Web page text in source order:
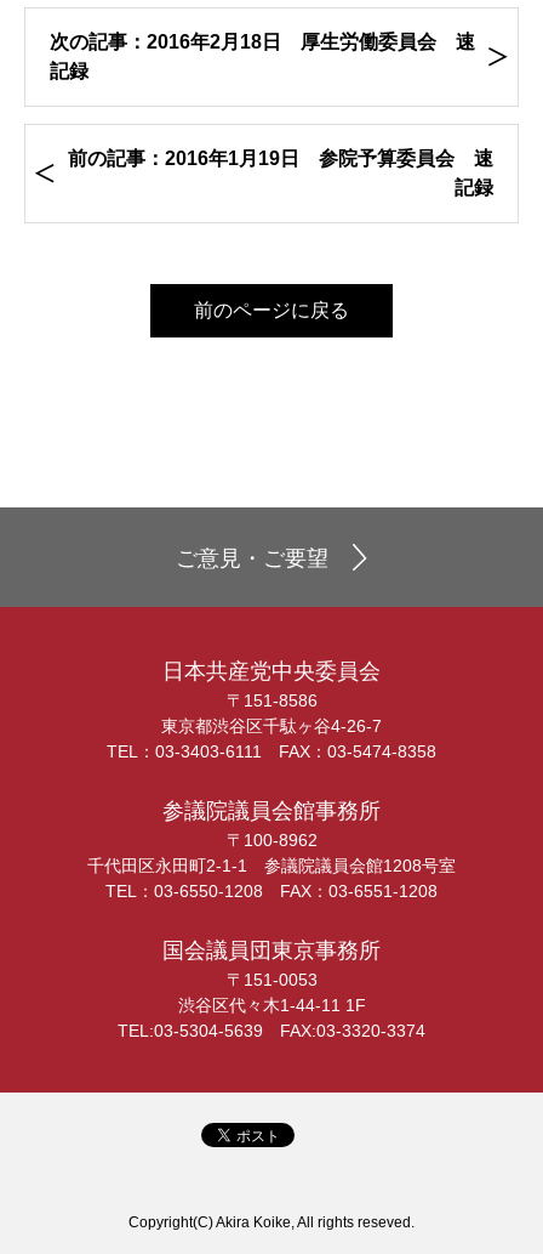
次の記事：2016年2月18日 厚生労働委員会 速
記録
前の記事：2016年1月19日 参院予算委員会 速
記録
前のページに戻る
ご意見・ご要望
日本共産党中央委員会
〒151-8586
東京都渋谷区千駄ヶ谷4-26-7
TEL：03-3403-6111 FAX：03-5474-8358
参議院議員会館事務所
〒100-8962
千代田区永田町2-1-1 参議院議員会館1208号室
TEL：03-6550-1208 FAX：03-6551-1208
国会議員団東京事務所
〒151-0053
渋谷区代々木1-44-11 1F
TEL:03-5304-5639 FAX:03-3320-3374
Copyright(C) Akira Koike, All rights reseved.